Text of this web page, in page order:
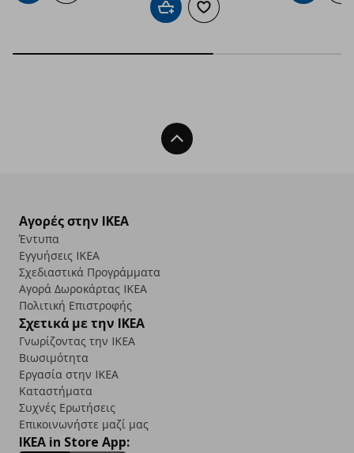
Προσθήκη στο καλάθι
Προσθήκη στα αγαπημένα
Back To Top
Αγορές στην IKEA
Έντυπα
Εγγυήσεις IKEA
Σχεδιαστικά Προγράμματα
Αγορά Δωρoκάρτας IKEA
Πολιτική Επιστροφής
Σχετικά με την IKEA
Γνωρίζοντας την IKEA
Βιωσιμότητα
Εργασία στην IKEA
Καταστήματα
Συχνές Ερωτήσεις
Επικοινωνήστε μαζί μας
IKEA in Store App: